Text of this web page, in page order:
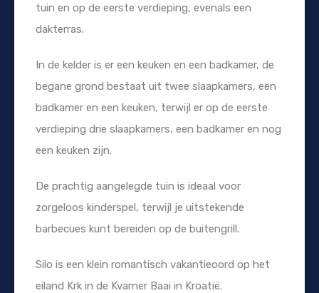
tuin en op de eerste verdieping, evenals een
dakterras.
In de kelder is er een keuken en een badkamer, de
begane grond bestaat uit twee slaapkamers, een
badkamer en een keuken, terwijl er op de eerste
verdieping drie slaapkamers, een badkamer en nog
een keuken zijn.
De prachtig aangelegde tuin is ideaal voor
zorgeloos kinderspel, terwijl je uitstekende
barbecues kunt bereiden op de buitengrill.
Silo is een klein romantisch vakantieoord op het
eiland Krk in de Kvarner Baai in Kroatië.